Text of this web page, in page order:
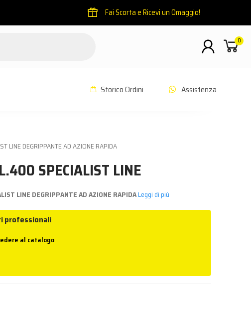
Fai Scorta e Ricevi un Omaggio!
0
Storico Ordini Assistenza
LINE DEGRIPPANTE AD AZIONE RAPIDA
SPECIALIST LINE
LINE DEGRIPPANTE AD AZIONE RAPIDALeggi di più
professionali
al catalogo